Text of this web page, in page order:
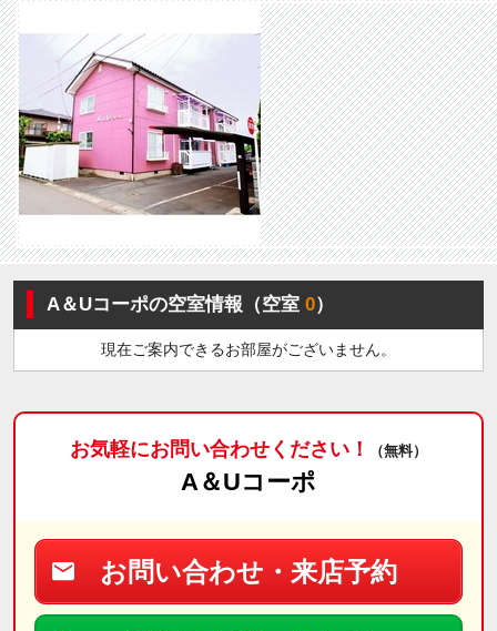
A＆Uコーポの空室情報（空室0）
現在ご案内できるお部屋がございません。
お気軽にお問い合わせください！ （無料）
A＆Uコーポ
お問い合わせ・来店予約